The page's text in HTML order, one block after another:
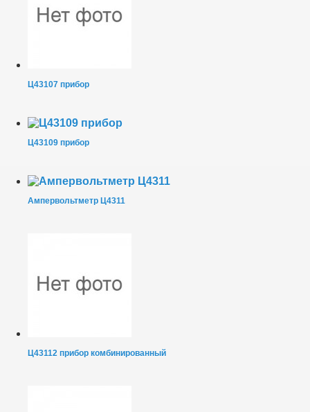
Ц43107 прибор
Ц43109 прибор
Ампервольтметр Ц4311
Ц43112 прибор комбинированный